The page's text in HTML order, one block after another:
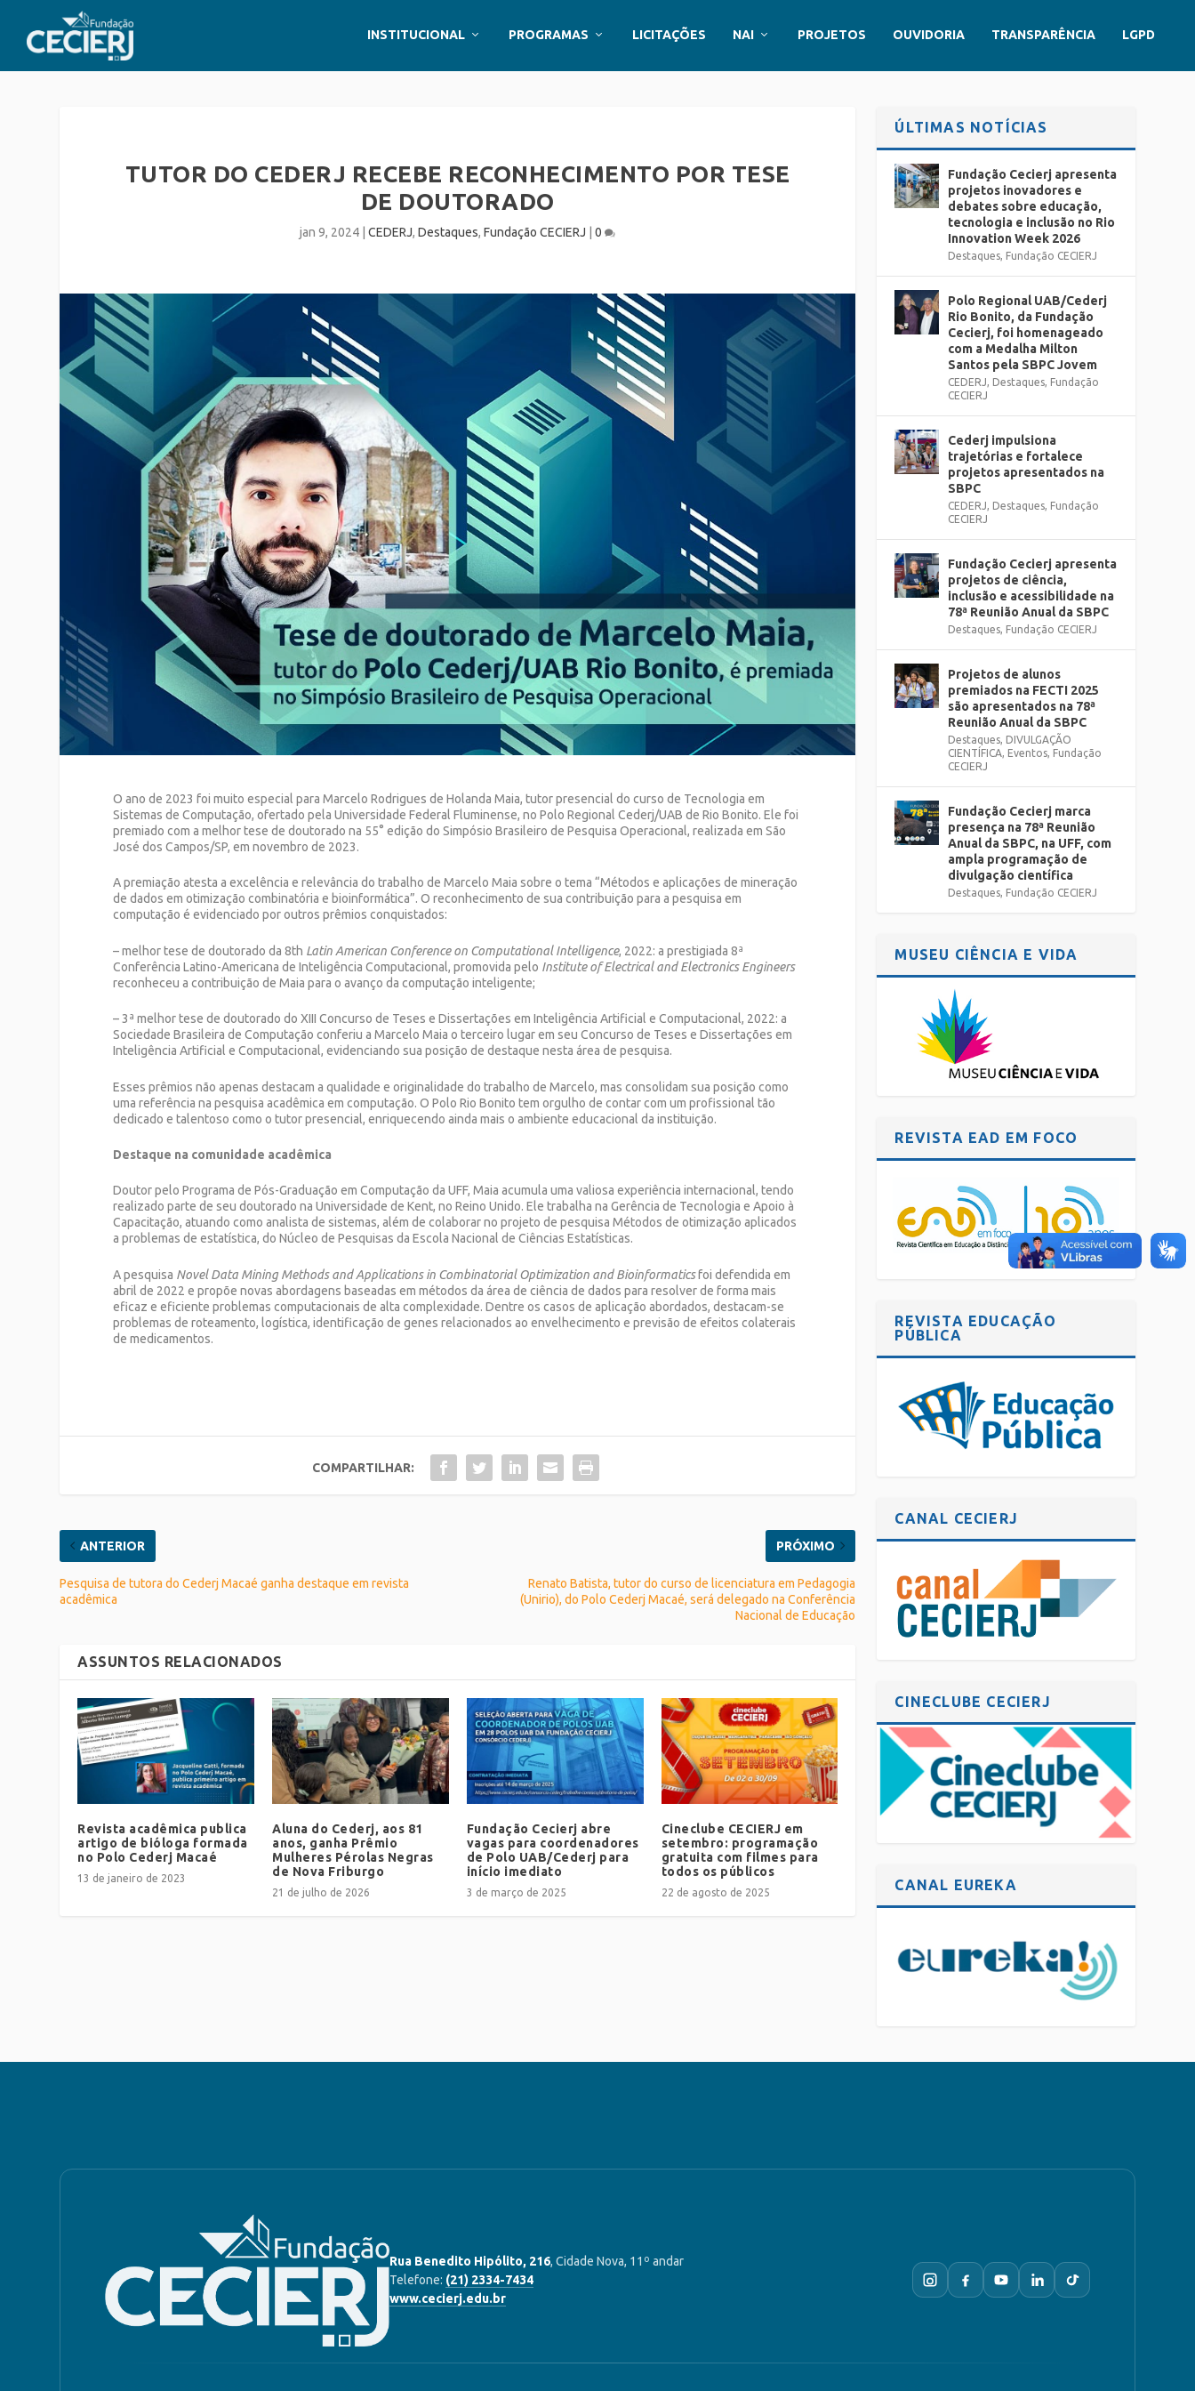
INSTITUCIONAL PROGRAMAS LICITAÇÕES NAI PROJETOS OUVIDORIA TRANSPARÊNCIA LGPD
TUTOR DO CEDERJ RECEBE RECONHECIMENTO POR TESE
DE DOUTORADO
jan 9, 2024 |CEDERJ,Destaques,Fundação CECIERJ |0
O ano de 2023 foi muito especial para Marcelo Rodrigues de Holanda Maia, tutor presencial do curso de Tecnologia em
Sistemas de Computação, ofertado pela Universidade Federal Fluminense, no Polo Regional Cederj/UAB de Rio Bonito. Ele foi
premiado com a melhor tese de doutorado na 55° edição do Simpósio Brasileiro de Pesquisa Operacional, realizada em São
José dos Campos/SP, em novembro de 2023.
A premiação atesta a excelência e relevância do trabalho de Marcelo Maia sobre o tema “Métodos e aplicações de mineração
de dados em otimização combinatória e bioinformática”. O reconhecimento de sua contribuição para a pesquisa em
computação é evidenciado por outros prêmios conquistados:
– melhor tese de doutorado da 8th Latin American Conference on Computational Intelligence, 2022: a prestigiada 8ª
Conferência Latino-Americana de Inteligência Computacional, promovida pelo Institute of Electrical and Electronics Engineers
reconheceu a contribuição de Maia para o avanço da computação inteligente;
– 3ª melhor tese de doutorado do XIII Concurso de Teses e Dissertações em Inteligência Artificial e Computacional, 2022: a
Sociedade Brasileira de Computação conferiu a Marcelo Maia o terceiro lugar em seu Concurso de Teses e Dissertações em
Inteligência Artificial e Computacional, evidenciando sua posição de destaque nesta área de pesquisa.
Esses prêmios não apenas destacam a qualidade e originalidade do trabalho de Marcelo, mas consolidam sua posição como
uma referência na pesquisa acadêmica em computação. O Polo Rio Bonito tem orgulho de contar com um profissional tão
dedicado e talentoso como o tutor presencial, enriquecendo ainda mais o ambiente educacional da instituição.
Destaque na comunidade acadêmica
Doutor pelo Programa de Pós-Graduação em Computação da UFF, Maia acumula uma valiosa experiência internacional, tendo
realizado parte de seu doutorado na Universidade de Kent, no Reino Unido. Ele trabalha na Gerência de Tecnologia e Apoio à
Capacitação, atuando como analista de sistemas, além de colaborar no projeto de pesquisa Métodos de otimização aplicados
a problemas de estatística, do Núcleo de Pesquisas da Escola Nacional de Ciências Estatísticas.
A pesquisa Novel Data Mining Methods and Applications in Combinatorial Optimization and Bioinformaticsfoi defendida em
abril de 2022 e propõe novas abordagens baseadas em métodos da área de ciência de dados para resolver de forma mais
eficaz e eficiente problemas computacionais de alta complexidade. Dentre os casos de aplicação abordados, destacam-se
problemas de roteamento, logística, identificação de genes relacionados ao envelhecimento e previsão de efeitos colaterais
de medicamentos.
COMPARTILHAR:
ANTERIOR
Pesquisa de tutora do Cederj Macaé ganha destaque em revista
acadêmica
PRÓXIMO
Renato Batista, tutor do curso de licenciatura em Pedagogia
(Unirio), do Polo Cederj Macaé, será delegado na Conferência
Nacional de Educação
ASSUNTOS RELACIONADOS
Revista acadêmica publica
artigo de bióloga formada
no Polo Cederj Macaé
13 de janeiro de 2023
Aluna do Cederj, aos 81
anos, ganha Prêmio
Mulheres Pérolas Negras
de Nova Friburgo
21 de julho de 2026
Fundação Cecierj abre
vagas para coordenadores
de Polo UAB/Cederj para
início imediato
3 de março de 2025
Cineclube CECIERJ em
setembro: programação
gratuita com filmes para
todos os públicos
22 de agosto de 2025
ÚLTIMAS NOTÍCIAS
Fundação Cecierj apresenta
projetos inovadores e
debates sobre educação,
tecnologia e inclusão no Rio
Innovation Week 2026
Destaques, Fundação CECIERJ
Polo Regional UAB/Cederj
Rio Bonito, da Fundação
Cecierj, foi homenageado
com a Medalha Milton
Santos pela SBPC Jovem
CEDERJ, Destaques, Fundação
CECIERJ
Cederj impulsiona
trajetórias e fortalece
projetos apresentados na
SBPC
CEDERJ, Destaques, Fundação
CECIERJ
Fundação Cecierj apresenta
projetos de ciência,
inclusão e acessibilidade na
78ª Reunião Anual da SBPC
Destaques, Fundação CECIERJ
Projetos de alunos
premiados na FECTI 2025
são apresentados na 78ª
Reunião Anual da SBPC
Destaques, DIVULGAÇÃO
CIENTÍFICA, Eventos, Fundação
CECIERJ
Fundação Cecierj marca
presença na 78ª Reunião
Anual da SBPC, na UFF, com
ampla programação de
divulgação científica
Destaques, Fundação CECIERJ
MUSEU CIÊNCIA E VIDA
REVISTA EAD EM FOCO
REVISTA EDUCAÇÃO
PÚBLICA
CANAL CECIERJ
CINECLUBE CECIERJ
CANAL EUREKA
Rua Benedito Hipólito, 216, Cidade Nova, 11º andar
Telefone: (21) 2334-7434
www.cecierj.edu.br